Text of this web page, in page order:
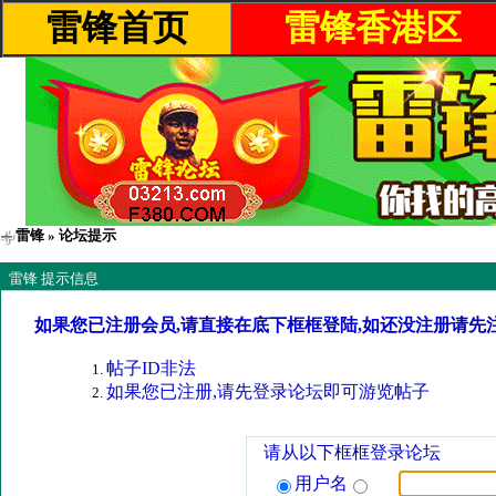
雷锋首页 雷锋香港区
雷锋 » 论坛提示
雷锋 提示信息
如果您已注册会员,请直接在底下框框登陆,如还没注册请先
帖子ID非法
如果您已注册,请先登录论坛即可游览帖子
请从以下框框登录论坛
用户名